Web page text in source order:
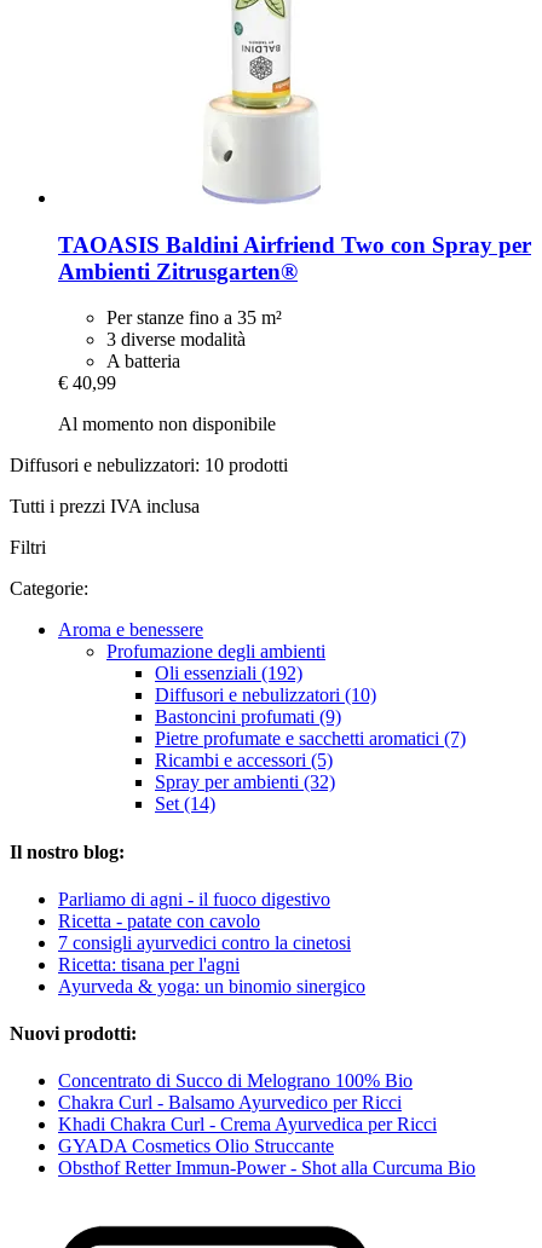
TAOASIS Baldini Airfriend Two con Spray per
Ambienti Zitrusgarten®
Per stanze fino a 35 m²
3 diverse modalità
A batteria
€ 40,99
Al momento non disponibile
Diffusori e nebulizzatori: 10 prodotti
Tutti i prezzi IVA inclusa
Filtri
Categorie:
Aroma e benessere
Profumazione degli ambienti
Oli essenziali (192)
Diffusori e nebulizzatori (10)
Bastoncini profumati (9)
Pietre profumate e sacchetti aromatici (7)
Ricambi e accessori (5)
Spray per ambienti (32)
Set (14)
Il nostro blog:
Parliamo di agni - il fuoco digestivo
Ricetta - patate con cavolo
7 consigli ayurvedici contro la cinetosi
Ricetta: tisana per l'agni
Ayurveda & yoga: un binomio sinergico
Nuovi prodotti:
Concentrato di Succo di Melograno 100% Bio
Chakra Curl - Balsamo Ayurvedico per Ricci
Khadi Chakra Curl - Crema Ayurvedica per Ricci
GYADA Cosmetics Olio Struccante
Obsthof Retter Immun-Power - Shot alla Curcuma Bio